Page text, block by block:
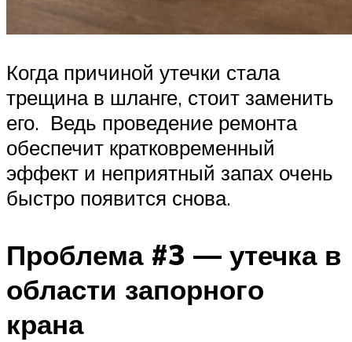
Когда причиной утечки стала
трещина в шланге, стоит заменить
его. Ведь проведение ремонта
обеспечит кратковременный
эффект и неприятный запах очень
быстро появится снова.
Проблема #3 — утечка в
области запорного
крана